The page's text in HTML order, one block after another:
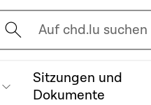
Ouvrir l'écran de recherche
Auf chd.lu suchen
Sitzungen und
Dokumente